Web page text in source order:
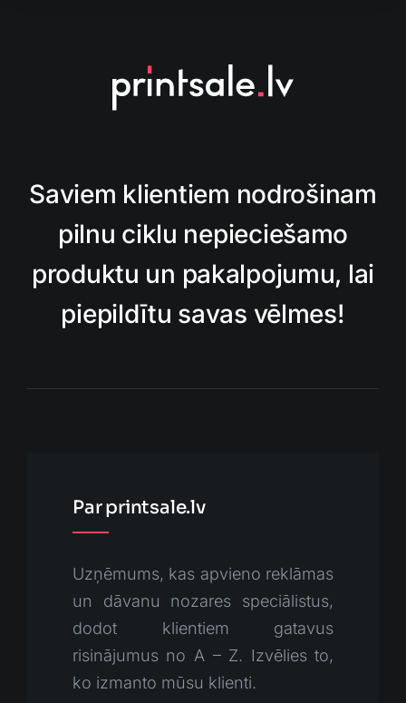
Saviem klientiem nodrošinam
pilnu ciklu nepieciešamo
produktu un pakalpojumu, lai
piepildītu savas vēlmes!
Par printsale.lv
Uzņēmums, kas apvieno reklāmas
un dāvanu nozares speciālistus,
dodot klientiem gatavus
risinājumus no A – Z. Izvēlies to,
ko izmanto mūsu klienti.